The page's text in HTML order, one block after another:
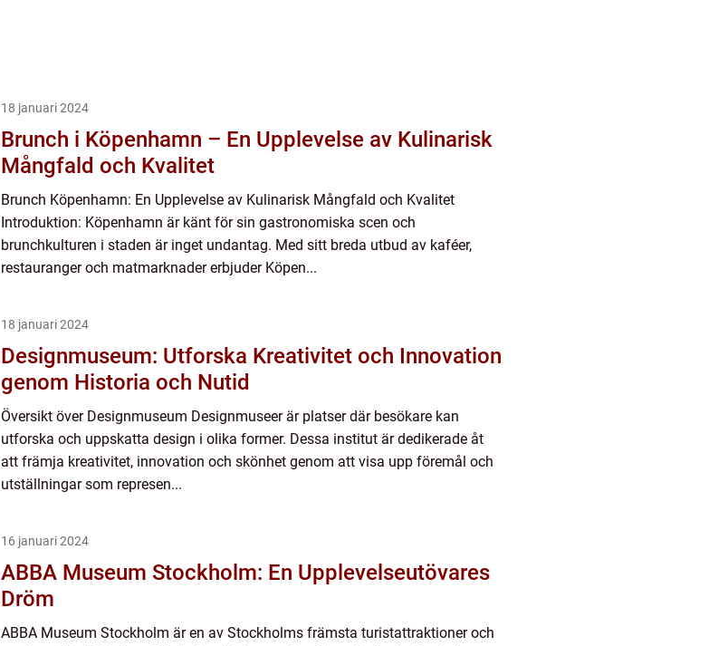
18 januari 2024
Brunch i Köpenhamn – En Upplevelse av Kulinarisk
Mångfald och Kvalitet
Brunch Köpenhamn: En Upplevelse av Kulinarisk Mångfald och Kvalitet
Introduktion: Köpenhamn är känt för sin gastronomiska scen och
brunchkulturen i staden är inget undantag. Med sitt breda utbud av kaféer,
restauranger och matmarknader erbjuder Köpen...
18 januari 2024
Designmuseum: Utforska Kreativitet och Innovation
genom Historia och Nutid
Översikt över Designmuseum Designmuseer är platser där besökare kan
utforska och uppskatta design i olika former. Dessa institut är dedikerade åt
att främja kreativitet, innovation och skönhet genom att visa upp föremål och
utställningar som represen...
16 januari 2024
ABBA Museum Stockholm: En Upplevelseutövares
Dröm
ABBA Museum Stockholm är en av Stockholms främsta turistattraktioner och